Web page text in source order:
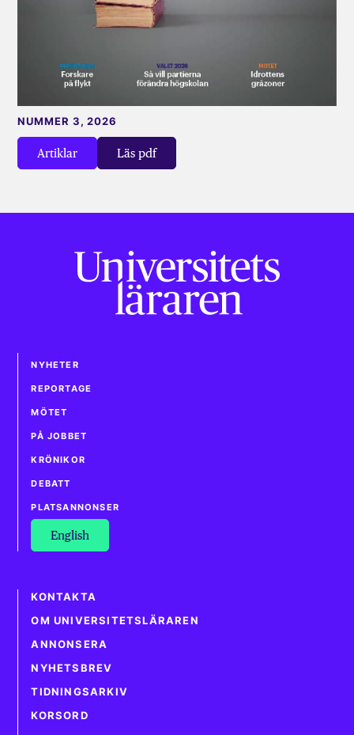
Artiklar Läs pdf
NUMMER 3, 2026
NYHETER
REPORTAGE
MÖTET
PÅ JOBBET
KRÖNIKOR
DEBATT
PLATSANNONSER
English
KONTAKTA
OM UNIVERSITETSLÄRAREN
ANNONSERA
NYHETSBREV
TIDNINGSARKIV
KORSORD